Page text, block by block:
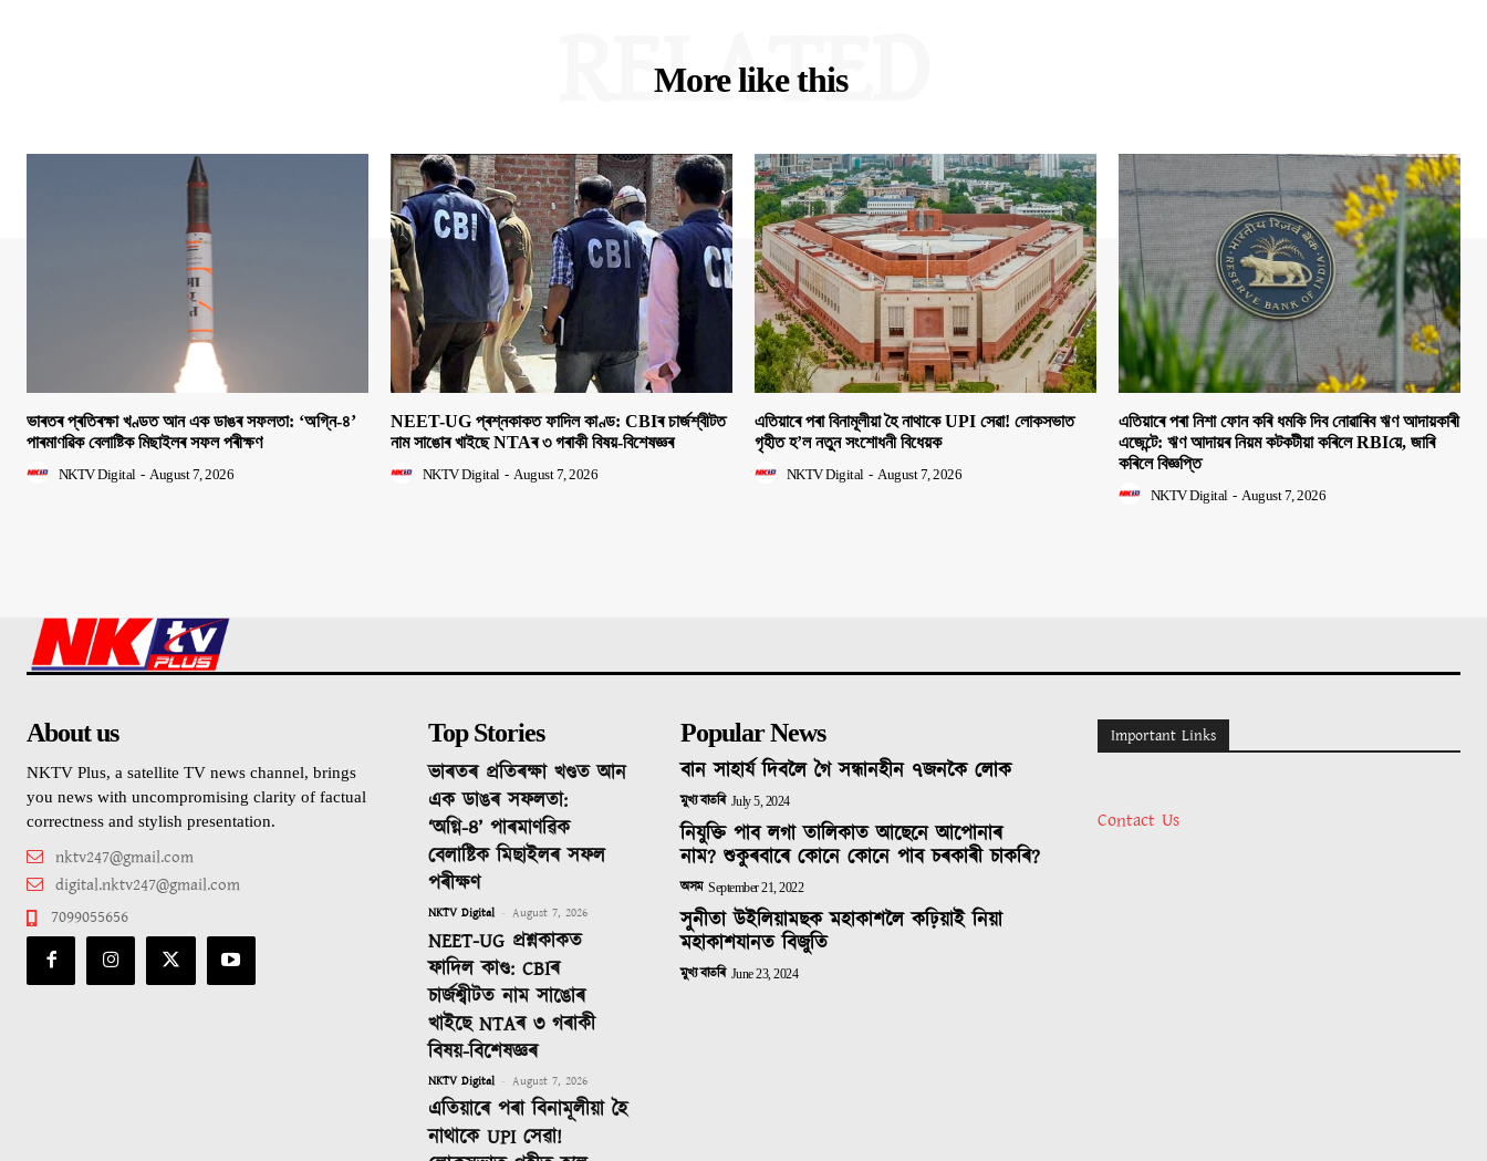
More like this
RELATED
ভাৰতৰ প্ৰতিৰক্ষা খণ্ডত আন এক ডাঙৰ সফলতা: ‘অগ্নি-৪’
পাৰমাণৱিক বেলাষ্টিক মিছাইলৰ সফল পৰীক্ষণ
NKTV Digital - August 7, 2026
NEET-UG প্ৰশ্নকাকত ফাদিল কাণ্ড: CBIৰ চাৰ্জশ্বীটত
নাম সাঙোৰ খাইছে NTAৰ ৩ গৰাকী বিষয়-বিশেষজ্ঞৰ
NKTV Digital - August 7, 2026
এতিয়াৰে পৰা বিনামূলীয়া হৈ নাথাকে UPI সেৱা! লোকসভাত
গৃহীত হ’ল নতুন সংশোধনী বিধেয়ক
NKTV Digital - August 7, 2026
এতিয়াৰে পৰা নিশা ফোন কৰি ধমকি দিব নোৱাৰিব ঋণ আদায়কাৰী
এজেন্টে: ঋণ আদায়ৰ নিয়ম কটকটীয়া কৰিলে RBIয়ে, জাৰি
কৰিলে বিজ্ঞপ্তি
NKTV Digital - August 7, 2026
About us
NKTV Plus, a satellite TV news channel, brings
you news with uncompromising clarity of factual
correctness and stylish presentation.
nktv247@gmail.com
digital.nktv247@gmail.com
7099055656
Top Stories
ভাৰতৰ প্ৰতিৰক্ষা খণ্ডত আন
এক ডাঙৰ সফলতা:
‘অগ্নি-৪’ পাৰমাণৱিক
বেলাষ্টিক মিছাইলৰ সফল
পৰীক্ষণ
NKTV Digital - August 7, 2026
NEET-UG প্ৰশ্নকাকত
ফাদিল কাণ্ড: CBIৰ
চাৰ্জশ্বীটত নাম সাঙোৰ
খাইছে NTAৰ ৩ গৰাকী
বিষয়-বিশেষজ্ঞৰ
NKTV Digital - August 7, 2026
এতিয়াৰে পৰা বিনামূলীয়া হৈ
নাথাকে UPI সেৱা!
Popular News
বান সাহাৰ্য দিবলৈ গৈ সন্ধানহীন ৭জনকৈ লোক
মুখ্য বাতৰি July 5, 2024
নিযুক্তি পাব লগা তালিকাত আছেনে আপোনাৰ
নাম? শুকুৰবাৰে কোনে কোনে পাব চৰকাৰী চাকৰি?
অসম September 21, 2022
সুনীতা উইলিয়ামছক মহাকাশলৈ কঢ়িয়াই নিয়া
মহাকাশযানত বিজুতি
মুখ্য বাতৰি June 23, 2024
Important Links
Contact Us